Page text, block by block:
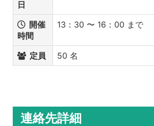
日
開催
時間
13：30 〜 16：00 まで
定員 50 名
連絡先詳細